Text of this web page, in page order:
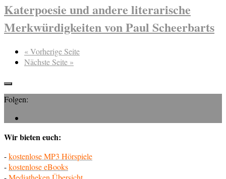
Katerpoesie und andere literarische
Merkwürdigkeiten von Paul Scheerbarts
« Vorherige Seite
Nächste Seite »
Folgen:
Wir bieten euch:
-kostenlose MP3 Hörspiele
-kostenlose eBooks